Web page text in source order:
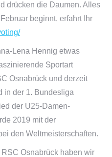
drücken die Daumen. Alles
beginnt, erfahrt Ihr
Lena Hennig etwas
Sportart
Osnabrück und derzeit
in der 1. Bundesliga
der U25-Damen-
2019 mit der
den Weltmeisterschaften.
Osnabrück haben wir